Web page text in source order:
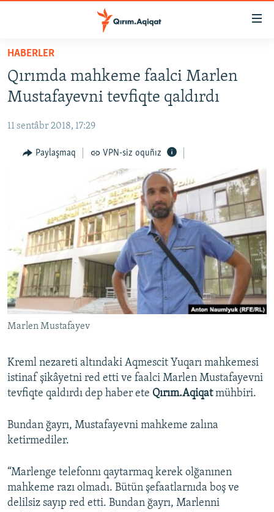
Esas
qaytmaq
Baş
qaytmaq
qaytmaq
HABERLER
SİYASET
İQTİSADİYAT
CEMİYET
MEDENİYET
BLOGLAR
FİKİR
Русский
Українською
HABERLER
Qırımda mahkeme faalci Marlen
Mustafayevni tevfiqte qaldırdı
11 sentâbr 2018, 17:29
Paylaşmaq VPN-siz oquñız
Marlen Mustafayev
Kreml nezareti altındaki Aqmescit Yuqarı mahkemesi
istinaf şikâyetni red etti ve faalci Marlen Mustafayevni
tevfiqte qaldırdı dep haber ete Qırım.Aqiqatmühbiri.
Bundan ğayrı, Mustafayevni mahkeme zalına
ketirmediler.
“Marlenge telefonnı qaytarmaq kerek olğanınen
mahkeme razı olmadı. Bütün şefaatlarnıda boş ve
delilsiz sayıp red etti. Bundan ğayrı, Marlenni